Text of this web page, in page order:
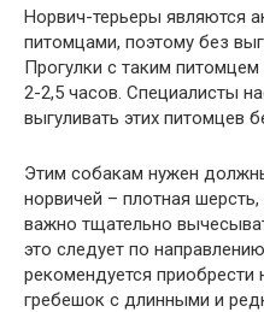
Норвич-терьеры являются
питомцами, поэтому без
Прогулки с таким
2-2,5 часов. Специалисты
выгуливать этих питомцев
Этим собакам нужен
норвичей – плотная
важно тщательно
это следует по
рекомендуется
гребешок с длинными и